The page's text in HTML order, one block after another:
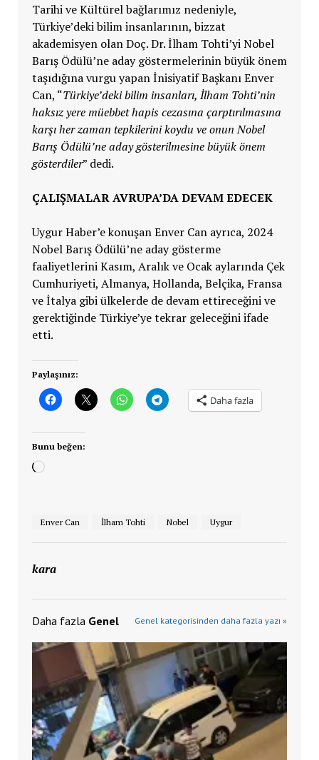
Tarihi ve Kültürel bağlarımız nedeniyle,
Türkiye’deki bilim insanlarının, bizzat
akademisyen olan Doç. Dr. İlham Tohti’yi Nobel
Barış Ödülü’ne aday göstermelerinin büyük önem
taşıdığına vurgu yapan İnisiyatif Başkanı Enver
Can, “Türkiye’deki bilim insanları, İlham Tohti’nin
haksız yere müebbet hapis cezasına çarptırılmasına
karşı her zaman tepkilerini koydu ve onun Nobel
Barış Ödülü’ne aday gösterilmesine büyük önem
gösterdiler” dedi.
ÇALIŞMALAR AVRUPA’DA DEVAM EDECEK
Uygur Haber’e konuşan Enver Can ayrıca, 2024
Nobel Barış Ödülü’ne aday gösterme
faaliyetlerini Kasım, Aralık ve Ocak aylarında Çek
Cumhuriyeti, Almanya, Hollanda, Belçika, Fransa
ve İtalya gibi ülkelerde de devam ettireceğini ve
gerektiğinde Türkiye’ye tekrar geleceğini ifade
etti.
Paylaşınız:
Daha fazla
Bunu beğen:
Yükleniyor...
Enver Can İlham Tohti Nobel Uygur
kara
Daha fazla Genel Genel kategorisinden daha fazla yazı »